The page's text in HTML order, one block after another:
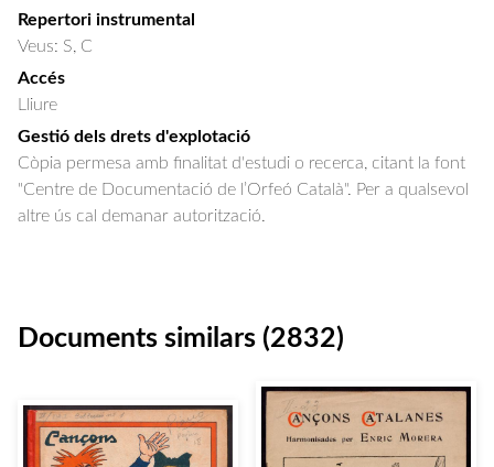
Repertori instrumental
Veus: S, C
Accés
Lliure
Gestió dels drets d'explotació
Còpia permesa amb finalitat d'estudi o recerca, citant la font
"Centre de Documentació de l’Orfeó Català". Per a qualsevol
altre ús cal demanar autorització.
Documents similars (2832)